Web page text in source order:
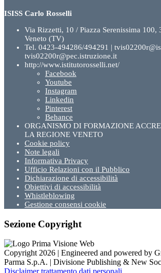
ISISS Carlo Rosselli
Via Rizzetti, 10 / Piazza Serenissima 100,
Veneto (TV)
Tel. 0423-494286/494291 |
tvis02200r@pec.istruzione.it
http://www.istitutorosselli.net/
Facebook
Youtube
Instagram
Linkedin
Pinterest
Behance
ORGANISMO DI FORMAZIONE
LA REGIONE VENETO
Cookie policy
Note legali
Informativa Privacy
Ufficio Relazioni con il Pubblico
Dichiarazione di accessibilità
Obiettivi di accessibilità
Whistleblowing
Gestione consensi cookie
Sezione Copyright
Copyright 2026 | Engineered and powered by
Parma S.p.A. | Divisione Publishing & New